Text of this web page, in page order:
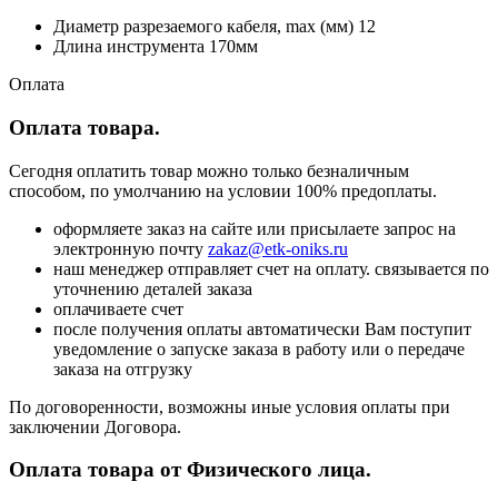
Диаметр разрезаемого кабеля, max (мм) 12
Длина инструмента 170мм
Оплата
Оплата товара.
Сегодня оплатить товар можно только безналичным
способом, по умолчанию на условии 100% предоплаты.
оформляете заказ на сайте или присылаете запрос на
электронную почту zakaz@etk-oniks.ru
наш менеджер отправляет счет на оплату. связывается по
уточнению деталей заказа
оплачиваете счет
после получения оплаты автоматически Вам поступит
уведомление о запуске заказа в работу или о передаче
заказа на отгрузку
По договоренности, возможны иные условия оплаты при
заключении Договора.
Оплата товара от Физического лица.